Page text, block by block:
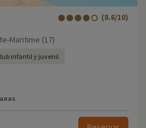
(8.6/10)
Maritime (17)
infantil y juvenil